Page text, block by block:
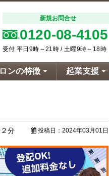
新規お問合せ
0120-08-4105
受付 平日9時～21時 / 土曜9時～18時
ンの特徴 起業支援
分 投稿日： 2024年03月01日